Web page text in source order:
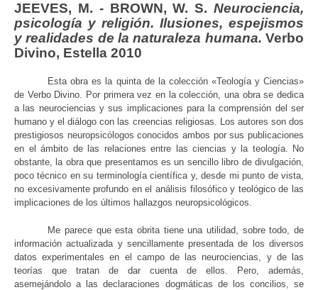
JEEVES, M. - BROWN, W. S. Neurociencia,
psicología y religión. Ilusiones, espejismos
y realidades de la naturaleza humana. Verbo
Divino, Estella 2010
Esta obra es la quinta de la colección «Teología y Ciencias»
de Verbo Divino. Por primera vez en la colección, una obra se dedica
a las neurociencias y sus implicaciones para la comprensión del ser
humano y el diálogo con las creencias religiosas. Los autores son dos
prestigiosos neuropsicólogos conocidos ambos por sus publicaciones
en el ámbito de las relaciones entre las ciencias y la teología. No
obstante, la obra que presentamos es un sencillo libro de divulgación,
poco técnico en su terminología científica y, desde mi punto de vista,
no excesivamente profundo en el análisis filosófico y teológico de las
implicaciones de los últimos hallazgos neuropsicológicos.
Me parece que esta obrita tiene una utilidad, sobre todo, de
información actualizada y sencillamente presentada de los diversos
datos experimentales en el campo de las neurociencias, y de las
teorías que tratan de dar cuenta de ellos. Pero, además,
asemejándolo a las declaraciones dogmáticas de los concilios, se